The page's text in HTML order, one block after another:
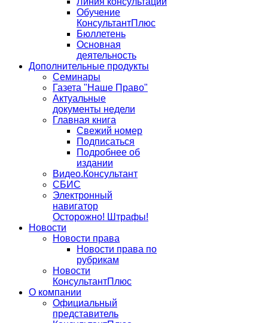
Обучение
КонсультантПлюс
Бюллетень
Основная
деятельность
Дополнительные продукты
Семинары
Газета "Наше Право"
Актуальные
документы недели
Главная книга
Свежий номер
Подписаться
Подробнее об
издании
Видео.Консультант
СБИС
Электронный
навигатор
Осторожно! Штрафы!
Новости
Новости права
Новости права по
рубрикам
Новости
КонсультантПлюс
О компании
Официальный
представитель